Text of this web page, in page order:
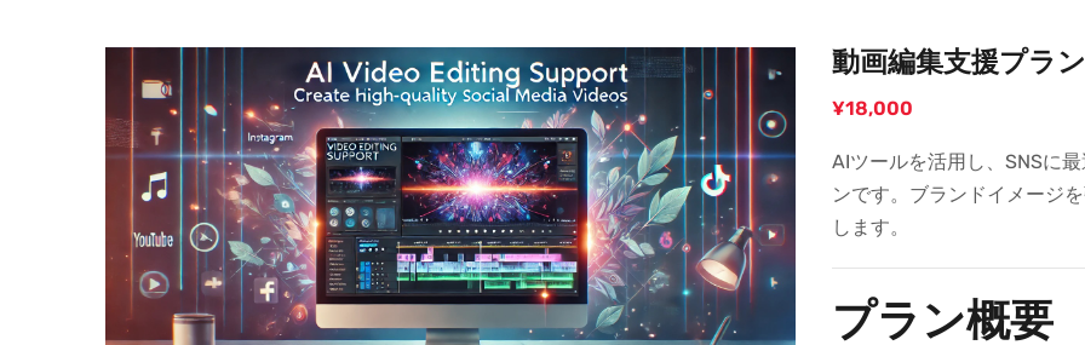
動画編集支援プラ
¥18,000
AIツールを活用し、SNSに
ンです。ブランドイメージ
します。
プラン概要